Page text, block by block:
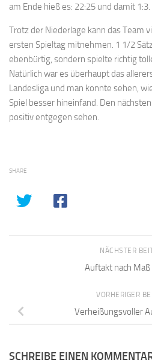
am Ende hieß es: 22:25 und damit 1:3.
Trotz der Niederlage kann das Team
ersten Spieltag mitnehmen. 1 1/2
ebenbürtig, sondern spielte richtig
Natürlich war es überhaupt das
Landesliga und man konnte sehen,
Spiel besser hineinfand. Den
positiv entgegen sehen.
SHARE
NÄCHSTER
Auftakt nach Maß
VORHERIGER
Verheißungsvoller
SCHREIBE EINEN